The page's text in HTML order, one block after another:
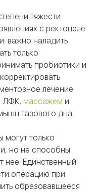
тяжести
с ректоцеле
важно наладить
только
пробиотики и
лечение
ЛФК, массажем и
тазового дна.
только
но не способны
нее. Единственный
операцию при
образовавшееся